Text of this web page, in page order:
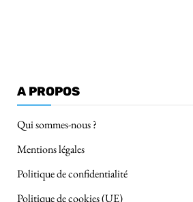
A PROPOS
Qui sommes-nous ?
Mentions légales
Politique de confidentialité
Politique de cookies (UE)